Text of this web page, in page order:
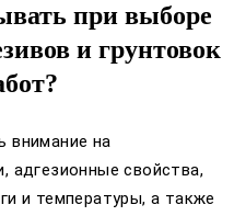
при выборе
и грунтовок
внимание на
адгезионные свойства,
и температуры, а также